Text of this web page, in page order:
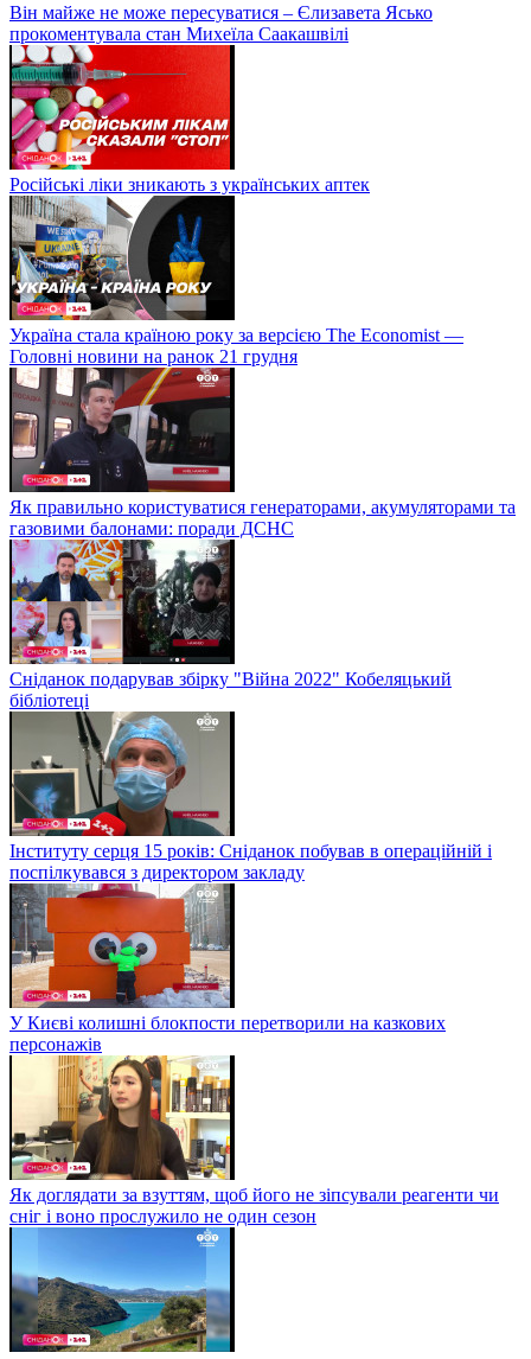
Він майже не може пересуватися – Єлизавета Ясько
прокоментувала стан Михеїла Саакашвілі
Російські ліки зникають з українських аптек
Україна стала країною року за версією The Economist —
Головні новини на ранок 21 грудня
Як правильно користуватися генераторами, акумуляторами та
газовими балонами: поради ДСНС
Сніданок подарував збірку "Війна 2022" Кобеляцький
бібліотеці
Інституту серця 15 років: Сніданок побував в операційній і
поспілкувався з директором закладу
У Києві колишні блокпости перетворили на казкових
персонажів
Як доглядати за взуттям, щоб його не зіпсували реагенти чи
сніг і воно прослужило не один сезон